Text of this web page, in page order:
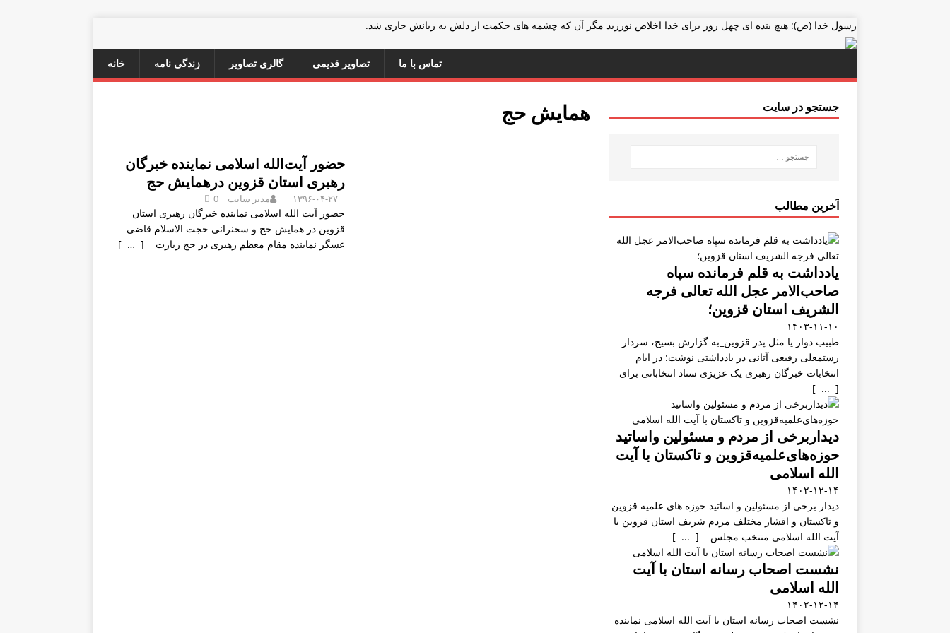
رسول خدا (ص): هیچ بنده ای چهل روز برای خدا اخلاص نورزید مگر آن که چشمه های حکمت از دلش به زبانش جاری شد.
خانه زندگی نامه گالری تصاویر تصاویر قدیمی تماس با ما
همایش حج
حضور آیت‌الله اسلامی نماینده خبرگان
رهبری استان قزوین درهمایش حج
۱۳۹۶-۰۴-۲۷ مدیر سایت 0
حضور آیت الله اسلامی نماینده خبرگان رهبری استان
قزوین در همایش حج و سخنرانی حجت الاسلام قاضی
عسگر نماینده مقام معظم رهبری در حج زیارت
[ … ]
جستجو در سایت
آخرین مطالب
یادداشت به قلم فرمانده سپاه
صاحب‌الامر عجل الله تعالی فرجه
الشریف استان قزوین؛
۱۴۰۳-۱۱-۱۰
طبیب دوار یا مثل پدر قزوین_به گزارش بسیج، سردار
رستمعلی رفیعی آتانی در یادداشتی نوشت: در ایام
انتخابات خبرگان رهبری یک عزیزی ستاد انتخاباتی برای
[ ... ]
دیداربرخی از مردم و مسئولین واساتید
حوزه‌های‌علمیه‌قزوین و تاکستان با آیت
الله اسلامی
۱۴۰۲-۱۲-۱۴
دیدار برخی از مسئولین و اساتید حوزه های علمیه قزوین
و تاکستان و اقشار مختلف مردم شریف استان قزوین با
آیت الله اسلامی منتخب مجلس [ ... ]
نشست اصحاب رسانه استان با آیت
الله اسلامی
۱۴۰۲-۱۲-۱۴
نشست اصحاب رسانه استان با آیت الله اسلامی نماینده